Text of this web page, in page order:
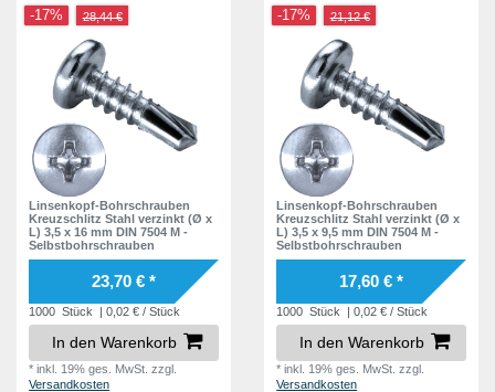
-17%
Linsenkopf-Bohrschrauben
Kreuzschlitz Stahl verzinkt (Ø x
L) 3,5 x 16 mm DIN 7504 M -
Selbstbohrschrauben
28,44 €
23,70 € *
1000 Stück | 0,02 € / Stück
In den Warenkorb
*inkl. 19% ges. MwSt. zzgl.
Versandkosten
-17%
Linsenkopf-Bohrschrauben
Kreuzschlitz Stahl verzinkt (Ø x
L) 3,5 x 9,5 mm DIN 7504 M -
Selbstbohrschrauben
21,12 €
17,60 € *
1000 Stück | 0,02 € / Stück
In den Warenkorb
*inkl. 19% ges. MwSt. zzgl.
Versandkosten